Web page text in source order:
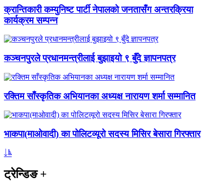
क्रान्तिकारी कम्युनिष्ट पार्टी नेपालको जनतासँग अन्तरक्रिया
कार्यक्रम सम्पन्न
कञ्चनपुरले प्रधानमन्त्रीलाई बुझाइयो ९ बुँदे ज्ञापनपत्र
रक्तिम साँस्कृतिक अभियानका अध्यक्ष नारायण शर्मा सम्मानित
भाकपा(माओवादी) का पोलिटव्यूरो सदस्य मिसिर बेसारा गिरफ्तार
ट्रेन्डिङ+